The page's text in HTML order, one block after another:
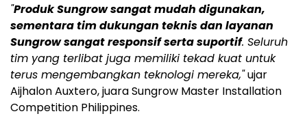
"Produk Sungrow sangat mudah digunakan,
sementara tim dukungan teknis dan layanan
Sungrow sangat responsif serta suportif. Seluruh
tim yang terlibat juga memiliki tekad kuat untuk
terus mengembangkan teknologi mereka,"ujar
Aijhalon Auxtero, juara Sungrow Master Installation
Competition Philippines.